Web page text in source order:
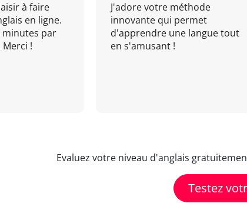
à faire
en ligne.
minutes par
!
J'adore votre méthode
innovante qui permet
d'apprendre une langue tout
en s'amusant !
Evaluez votre niveau d'anglais
Testez